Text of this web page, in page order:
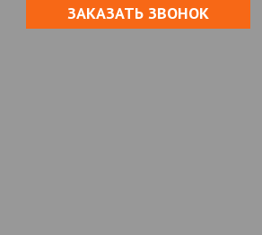
ЗАКАЗАТЬ ЗВОНОК